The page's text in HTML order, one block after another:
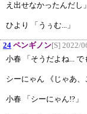
え出せなかったんだし」
ひより 「うぅむ...」
24 ペンギノン[S] 2022/
小春 「そうだよね... で
シーにゃん 《じゃあ、
小春 「シーにゃん!?」